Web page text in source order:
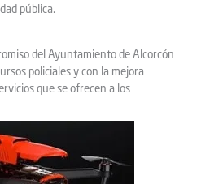
pública.
del Ayuntamiento de Alcorcón
policiales y con la mejora
que se ofrecen a los